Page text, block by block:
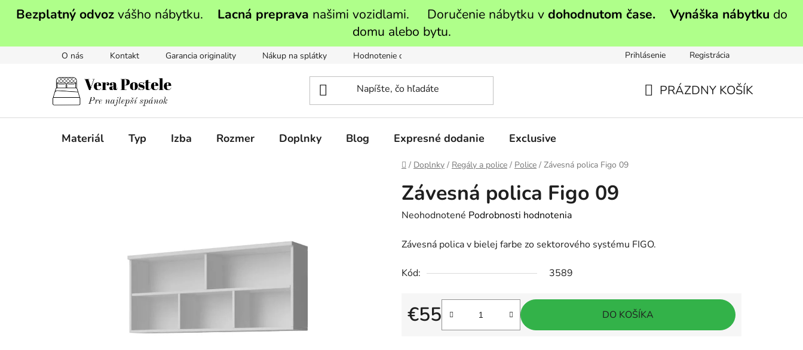
Bezplatný odvozvášho nábytku. Lacná preprava našimi vozidlami. Doručenie nábytku v dohodnutom čase. Vynáška nábytku do
domu alebo bytu.
O nás Kontakt Garancia originality Nákup na splátky Hodnotenie obchodu Prihlásenie Registrácia
PRÁZDNY KOŠÍK
Materiál Typ Izba Rozmer Doplnky Blog Expresné dodanie Exclusive
Domov
/ Doplnky / Regály a police / Police / Závesná polica Figo 09
Závesná polica Figo 09
Priemerné
produktu
0,0
hviezdičiek.
Neohodnotené Podrobnosti hodnotenia
Závesná polica v bielej farbe zo sektorového systému FIGO.
Kód: 3589
€55
Jednotková cena:
DO KOŠÍKA